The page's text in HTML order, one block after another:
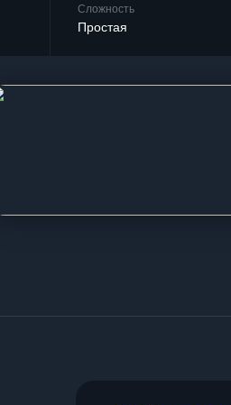
Сложность
Простая